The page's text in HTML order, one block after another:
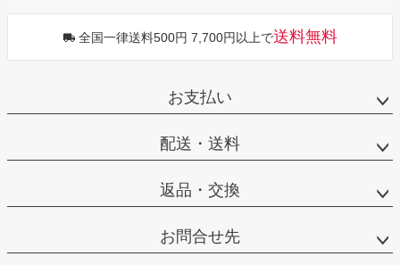
全国一律送料500円 7,700円以上で送料無料
お支払い
配送・送料
返品・交換
お問合せ先